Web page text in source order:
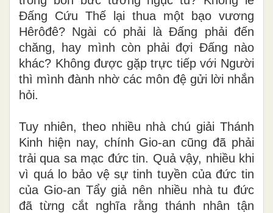
Đấng Cứu Thế lại thua một bạo vương
Hêrôđê? Ngài có phải là Đấng phải đến
chăng, hay mình còn phải đợi Đấng nào
khác? Không được gặp trực tiếp với Người
thì mình đành nhờ các môn đệ gửi lời nhắn
hỏi.
Tuy nhiên, theo nhiều nhà chú giải Thánh
Kinh hiện nay, chính Gio-an cũng đã phải
trải qua sa mạc đức tin. Quả vậy, nhiều khi
vì quá lo bảo vệ sự tinh tuyền của đức tin
của Gio-an Tẩy giả nên nhiều nhà tu đức
đã từng cắt nghĩa rằng thánh nhân tận